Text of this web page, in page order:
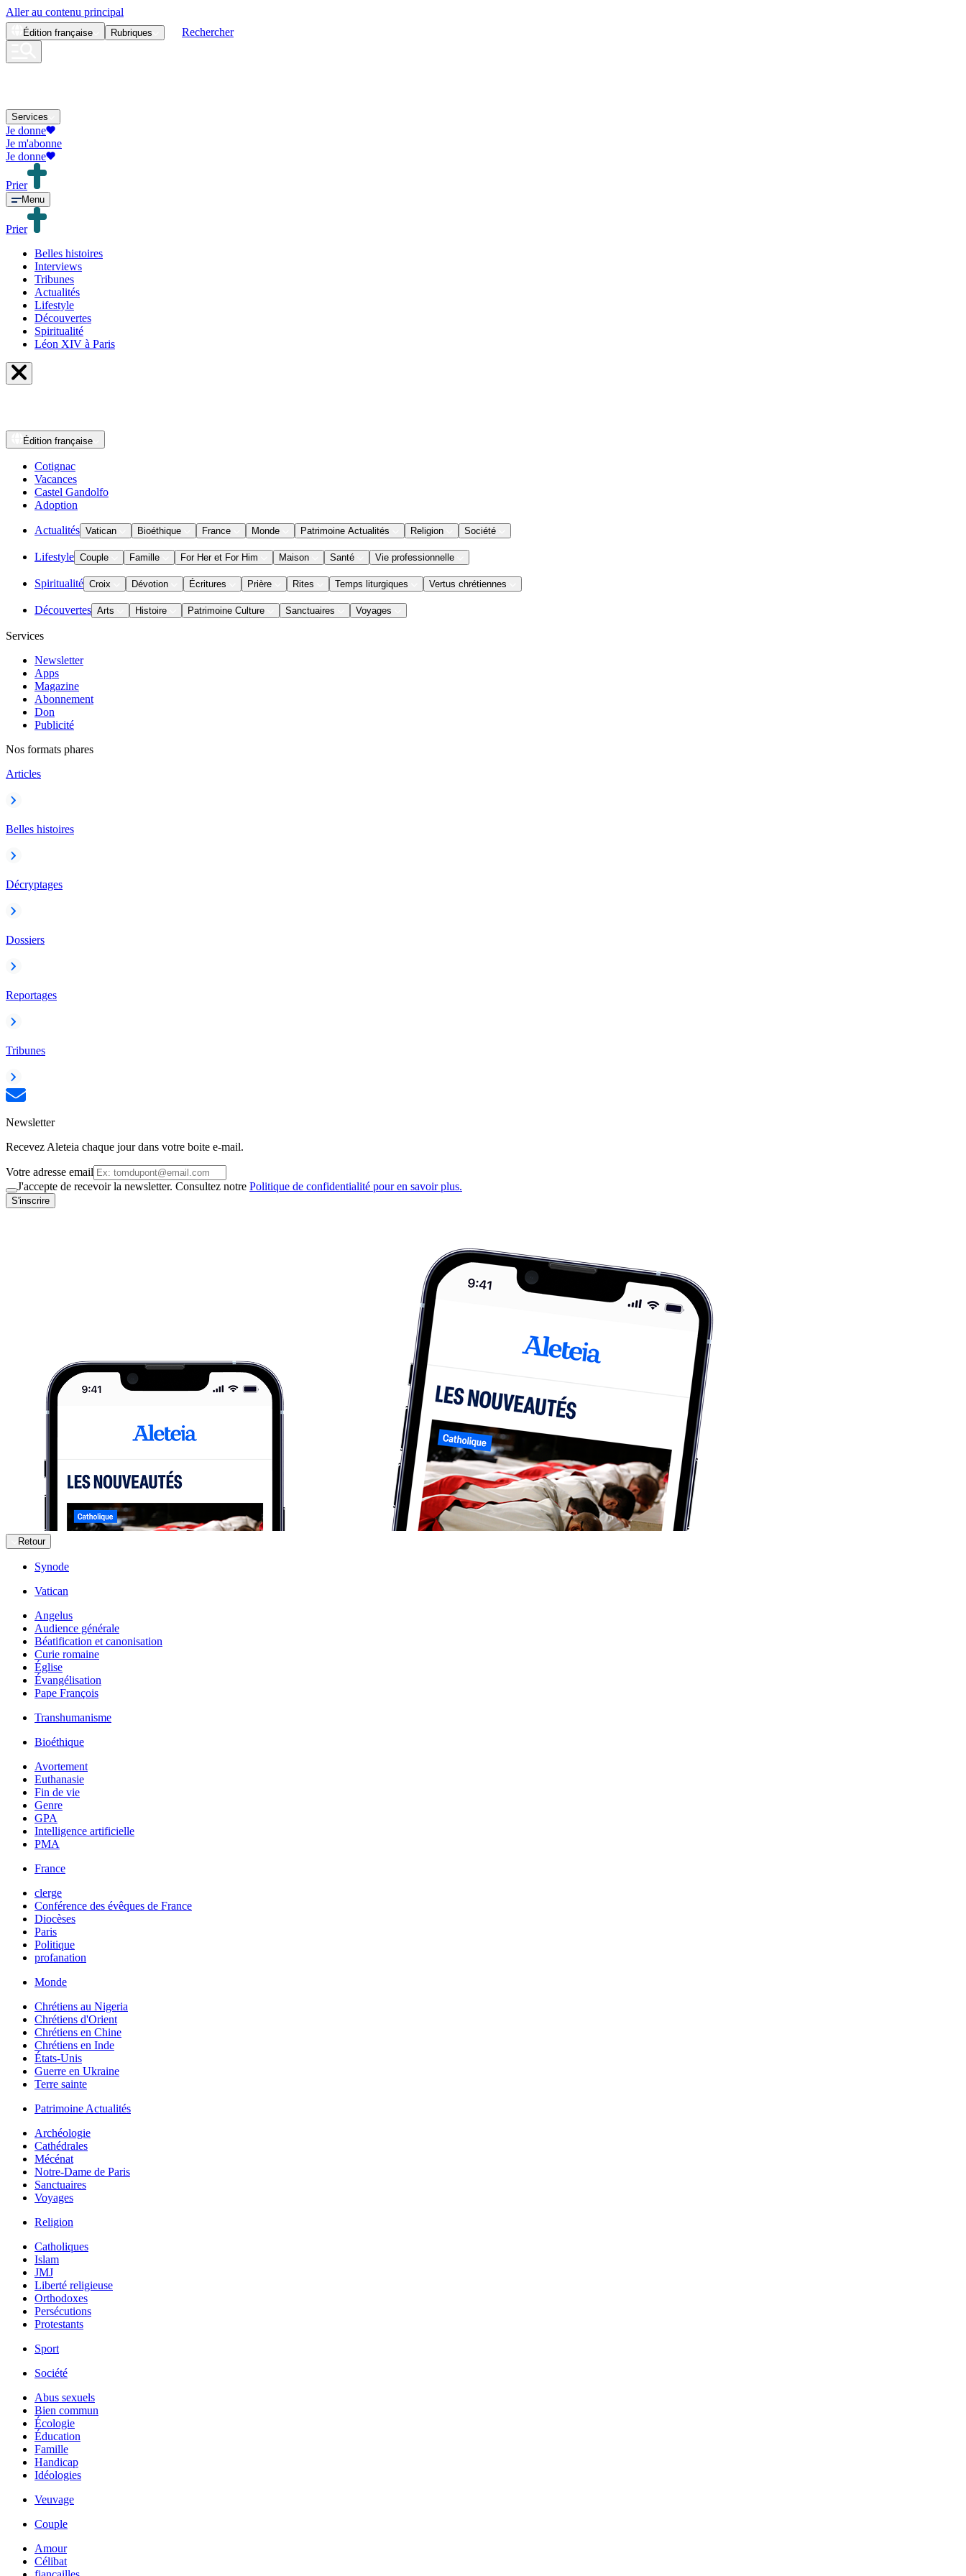
Aller au contenu principal
Édition française Rubriques Rechercher
Services
Je donne
Je m'abonne
Je donne
Prier
Menu
Prier
Belles histoires
Interviews
Tribunes
Actualités
Lifestyle
Découvertes
Spiritualité
Léon XIV à Paris
Édition française
Cotignac
Vacances
Castel Gandolfo
Adoption
Actualités Vatican Bioéthique France Monde Patrimoine Actualités Religion Société
Lifestyle Couple Famille For Her et For Him Maison Santé Vie professionnelle
Spiritualité Croix Dévotion Écritures Prière Rites Temps liturgiques Vertus chrétiennes
Découvertes Arts Histoire Patrimoine Culture Sanctuaires Voyages
Services
Newsletter
Apps
Magazine
Abonnement
Don
Publicité
Nos formats phares
Articles
Belles histoires
Décryptages
Dossiers
Reportages
Tribunes
Newsletter
Recevez Aleteia chaque jour dans votre boite e-mail.
Votre adresse email
J'accepte de recevoir la newsletter. Consultez notre Politique de confidentialité pour en savoir plus.
S'inscrire
Retour
Synode
Vatican
Angelus
Audience générale
Béatification et canonisation
Curie romaine
Église
Évangélisation
Pape François
Transhumanisme
Bioéthique
Avortement
Euthanasie
Fin de vie
Genre
GPA
Intelligence artificielle
PMA
France
clerge
Conférence des évêques de France
Diocèses
Paris
Politique
profanation
Monde
Chrétiens au Nigeria
Chrétiens d'Orient
Chrétiens en Chine
Chrétiens en Inde
États-Unis
Guerre en Ukraine
Terre sainte
Patrimoine Actualités
Archéologie
Cathédrales
Mécénat
Notre-Dame de Paris
Sanctuaires
Voyages
Religion
Catholiques
Islam
JMJ
Liberté religieuse
Orthodoxes
Persécutions
Protestants
Sport
Société
Abus sexuels
Bien commun
Écologie
Éducation
Famille
Handicap
Idéologies
Veuvage
Couple
Amour
Célibat